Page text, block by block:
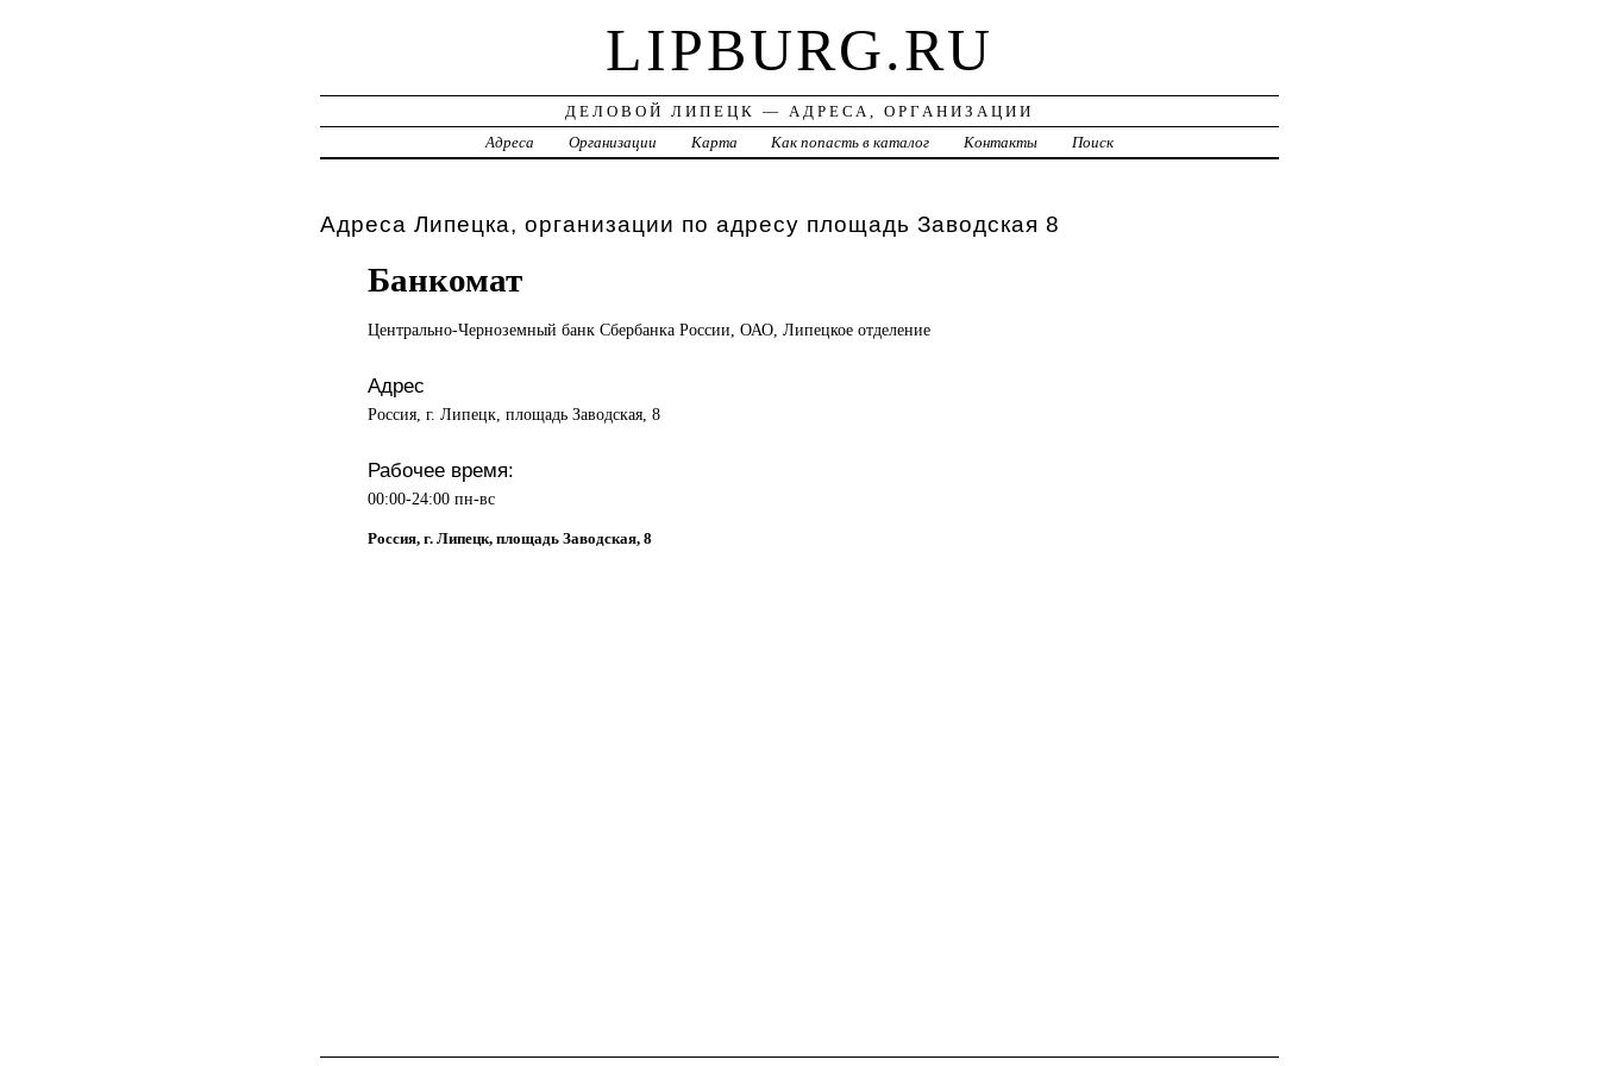
LIPBURG.RU
ДЕЛОВОЙ ЛИПЕЦК — АДРЕСА, ОРГАНИЗАЦИИ
Адреса
Организации Карта Как попасть в каталог Контакты Поиск
Адреса Липецка, организации по адресу площадь Заводская 8
Банкомат
Центрально-Черноземный банк Сбербанка России, ОАО, Липецкое отделение
Адрес
Россия, г. Липецк, площадь Заводская, 8
Рабочее время:
00:00-24:00 пн-вс
Россия, г. Липецк, площадь Заводская, 8